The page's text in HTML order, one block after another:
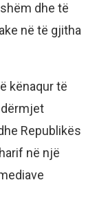
dhe të
në të gjitha
kënaqur të
Republikës
në një